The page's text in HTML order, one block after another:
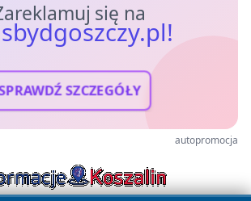
się na
SZCZEGÓŁY
autopromocja